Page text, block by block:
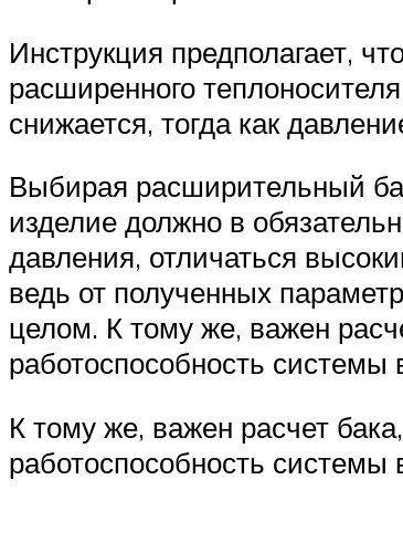
Инструкция предполагает,
расширенного
снижается, тогда как
Выбирая расширительный
изделие должно в
давления, отличаться
ведь от полученных
целом. К тому же, важен
работоспособность системы
К тому же, важен расчет
работоспособность системы